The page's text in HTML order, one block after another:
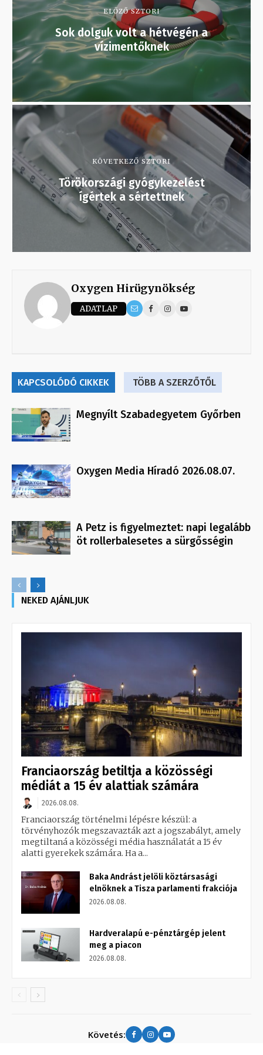
ELŐZŐ SZTORI
Sok dolguk volt a hétvégén a
vízimentőknek
KÖVETKEZŐ SZTORI
Törökországi gyógykezelést
ígértek a sértettnek
Oxygen Hirügynökség
ADATLAP
KAPCSOLÓDÓ CIKKEK TÖBB A SZERZŐTŐL
Megnyílt Szabadegyetem Győrben
Oxygen Media Híradó 2026.08.07.
A Petz is figyelmeztet: napi legalább
öt rollerbalesetes a sürgősségin
NEKED AJÁNLJUK
Franciaország betiltja a közösségi
médiát a 15 év alattiak számára
2026.08.08.
Franciaország történelmi lépésre készül: a
törvényhozók megszavazták azt a jogszabályt, amely
megtiltaná a közösségi média használatát a 15 év
alatti gyerekek számára. Ha a...
Baka Andrást jelöli köztársasági
elnöknek a Tisza parlamenti frakciója
2026.08.08.
Hardveralapú e-pénztárgép jelent
meg a piacon
2026.08.08.
Követés: